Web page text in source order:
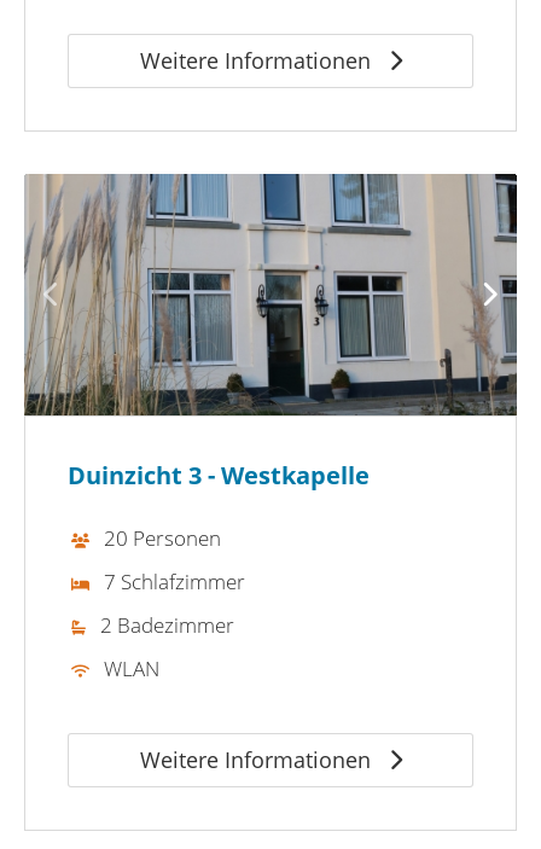
Weitere Informationen
Duinzicht 3 - Westkapelle
20 Personen
7 Schlafzimmer
2 Badezimmer
WLAN
Weitere Informationen